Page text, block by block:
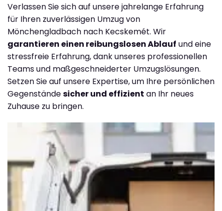
Verlassen Sie sich auf unsere jahrelange Erfahrung
für Ihren zuverlässigen Umzug von
Mönchengladbach nach Kecskemét. Wir
garantieren einen reibungslosen Ablauf und eine
stressfreie Erfahrung, dank unseres professionellen
Teams und maßgeschneiderter Umzugslösungen.
Setzen Sie auf unsere Expertise, um Ihre persönlichen
Gegenständesicher und effizient an Ihr neues
Zuhause zu bringen.